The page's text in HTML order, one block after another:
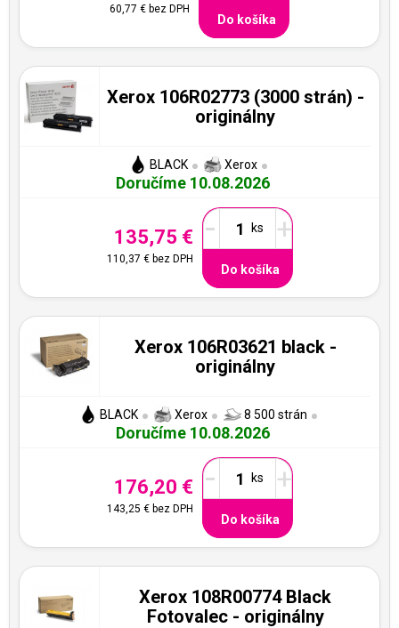
60,77 € bez DPH
Do košíka
Xerox 106R02773 (3000 strán) -
originálny
BLACK Xerox
Doručíme 10.08.2026
135,75 €
110,37 €bez DPH
- +
Do košíka
Xerox 106R03621 black -
originálny
BLACK Xerox 8 500 strán
Doručíme 10.08.2026
176,20 €
143,25 €bez DPH
- +
Do košíka
Xerox 108R00774 Black
Fotovalec - originálny